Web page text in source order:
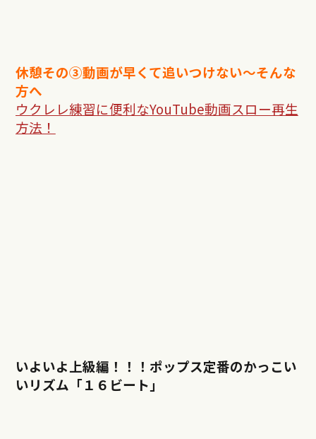
休憩その③動画が早くて追いつけない〜そんな
方へ
ウクレレ練習に便利なYouTube動画スロー再生
方法！
いよいよ上級編！！！ポップス定番のかっこい
いリズム「１６ビート」